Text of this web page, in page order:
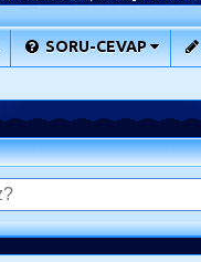
SORU-CEVAP